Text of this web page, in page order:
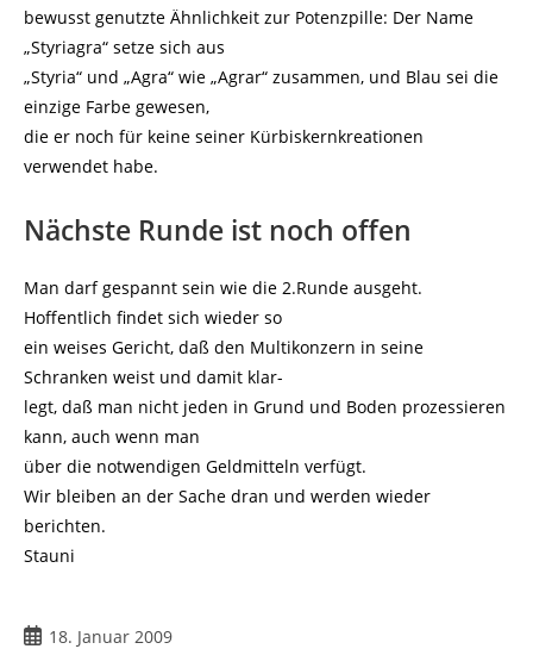
bewusst genutzte Ähnlichkeit zur Potenzpille: Der Name
„Styriagra“ setze sich aus
„Styria“ und „Agra“ wie „Agrar“ zusammen, und Blau sei die
einzige Farbe gewesen,
die er noch für keine seiner Kürbiskernkreationen
verwendet habe.
Nächste Runde ist noch offen
Man darf gespannt sein wie die 2.Runde ausgeht.
Hoffentlich findet sich wieder so
ein weises Gericht, daß den Multikonzern in seine
Schranken weist und damit klar-
legt, daß man nicht jeden in Grund und Boden prozessieren
kann, auch wenn man
über die notwendigen Geldmitteln verfügt.
Wir bleiben an der Sache dran und werden wieder
berichten.
Stauni
Beitrag18. Januar 2009